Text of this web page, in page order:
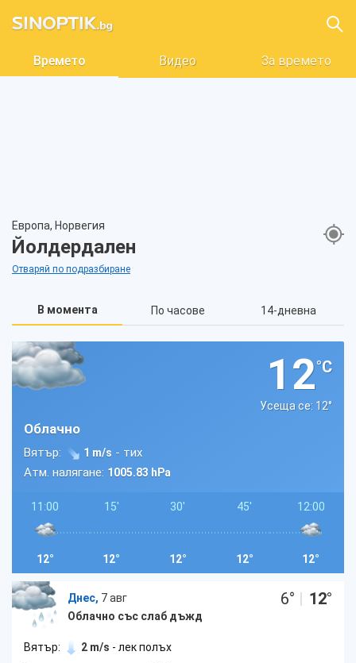
Времето Видео За времето
Европа, Норвегия
Йолдердален
Отваряй по подразбиране
В момента По часове 14-дневна
12°C
Усеща се: 12°
Облачно
Вятър: 1 m/s - тих
Атм. налягане: 1005.83 hPa
11:00
12°
15'
12°
30'
12°
45'
12°
12:00
12°
Днес, 7 авг
Облачно със слаб дъжд
6° | 12°
Вятър: 2 m/s - лек полъх